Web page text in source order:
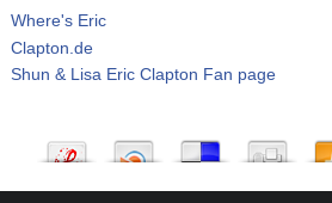
Where's Eric
Clapton.de
Shun & Lisa Eric Clapton Fan page